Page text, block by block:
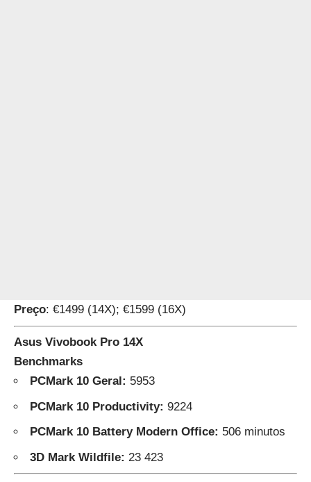
Preço: €1499 (14X); €1599 (16X)
Asus Vivobook Pro 14X
Benchmarks
PCMark 10 Geral: 5953
PCMark 10 Productivity: 9224
PCMark 10 Battery Modern Office: 506 minutos
3D Mark Wildfile: 23 423